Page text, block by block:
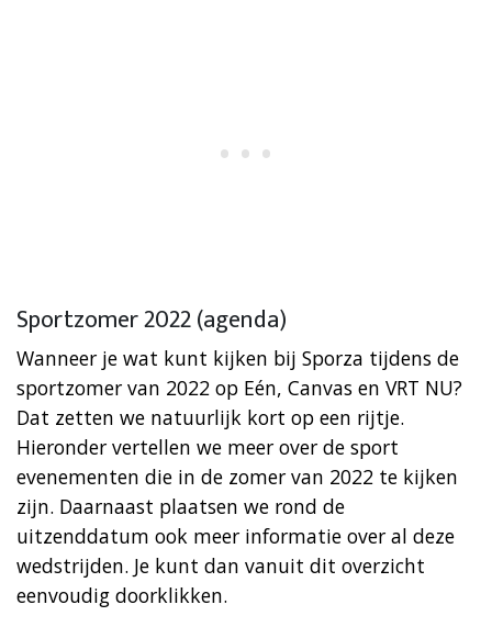
Sportzomer 2022 (agenda)
Wanneer je wat kunt kijken bij Sporza tijdens de
sportzomer van 2022 op Eén, Canvas en VRT NU?
Dat zetten we natuurlijk kort op een rijtje.
Hieronder vertellen we meer over de sport
evenementen die in de zomer van 2022 te kijken
zijn. Daarnaast plaatsen we rond de
uitzenddatum ook meer informatie over al deze
wedstrijden. Je kunt dan vanuit dit overzicht
eenvoudig doorklikken.